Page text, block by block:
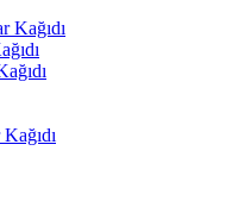
Kağıdı